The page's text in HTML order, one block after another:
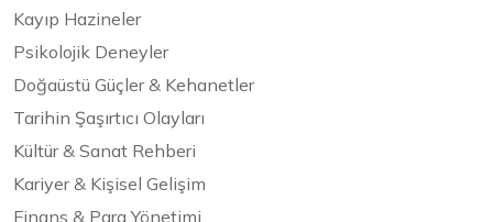
Kayıp Hazineler
Psikolojik Deneyler
Doğaüstü Güçler & Kehanetler
Tarihin Şaşırtıcı Olayları
Kültür & Sanat Rehberi
Kariyer & Kişisel Gelişim
Finans & Para Yönetimi